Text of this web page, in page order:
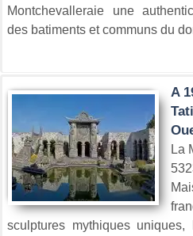
Montchevalleraie une
des batiments et communs du
A
La
sculptures mythiques